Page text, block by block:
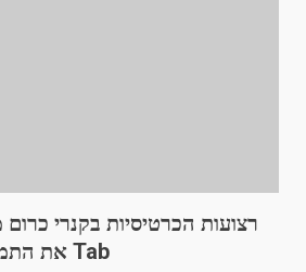
רצועות הכרטיסיות בקנרי
את התמונה הממוזערת של Tab